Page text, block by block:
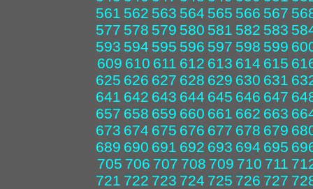
561 562 563 564 565 566 567
577 578 579 580 581 582 583
593 594 595 596 597 598 599
609 610 611 612 613 614 615
625 626 627 628 629 630 631
641 642 643 644 645 646 647
657 658 659 660 661 662 663
673 674 675 676 677 678 679
689 690 691 692 693 694 695
705 706 707 708 709 710 711
721 722 723 724 725 726 727